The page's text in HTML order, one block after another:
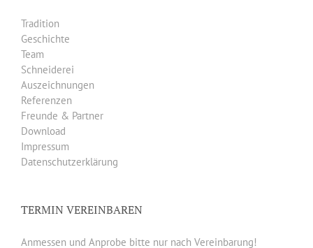
Tradition
Geschichte
Team
Schneiderei
Auszeichnungen
Referenzen
Freunde & Partner
Download
Impressum
Datenschutzerklärung
TERMIN VEREINBAREN
Anmessen und Anprobe bitte nur nach Vereinbarung!